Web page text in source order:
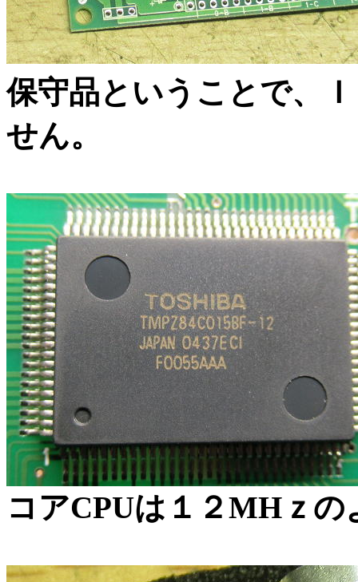
保守品ということで、
せん。
コアCPUは１２MHｚの